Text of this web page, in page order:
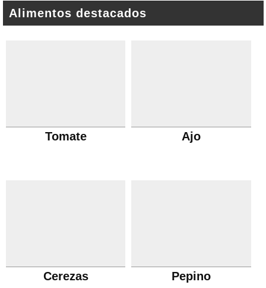
Alimentos destacados
Tomate Ajo
Cerezas Pepino